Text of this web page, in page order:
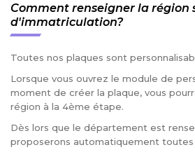
Comment renseigner la région
d'immatriculation?
Toutes nos plaques sont
Lorsque vous ouvrez le module de
moment de créer la plaque, vous
région à la 4ème étape.
Dès lors que le département est
proposerons automatiquement